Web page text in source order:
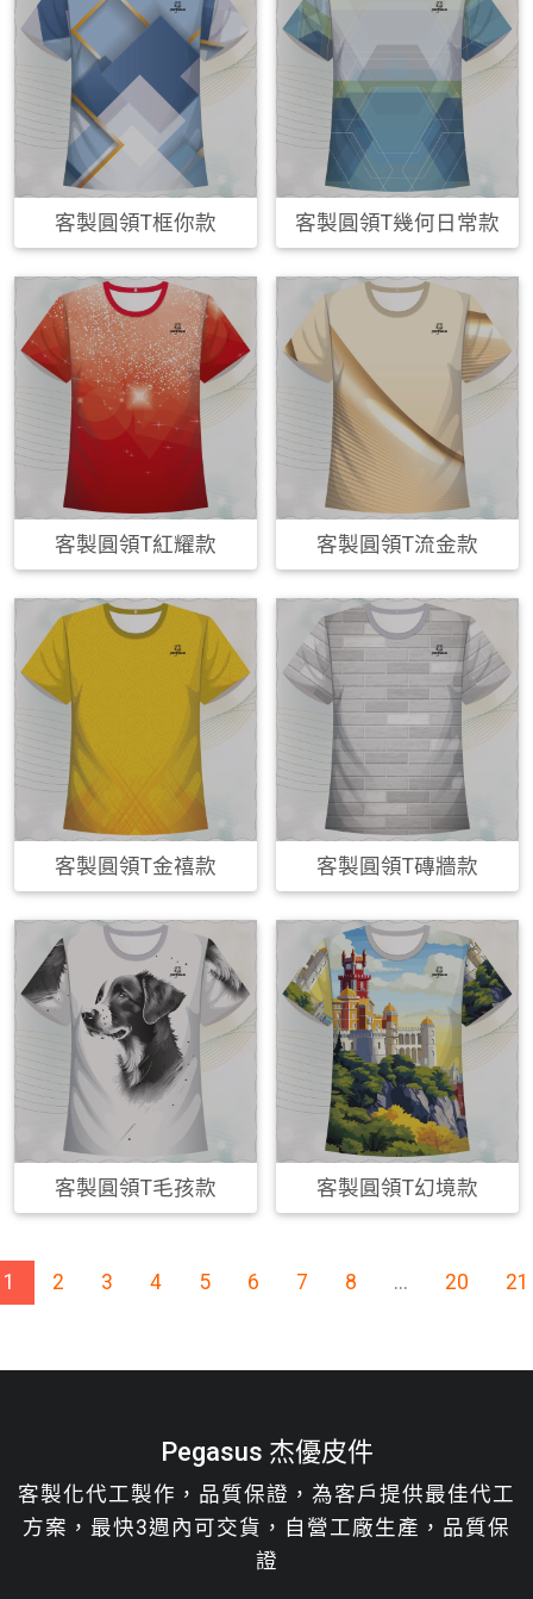
客製圓領T框你款 客製圓領T幾何日常款
客製圓領T紅耀款 客製圓領T流金款
客製圓領T金禧款 客製圓領T磚牆款
客製圓領T毛孩款 客製圓領T幻境款
1 2 3 4 5 6 7 8 ... 20 21
Pegasus 杰優皮件
客製化代工製作，品質保證，為客戶提供最佳代工
方案，最快3週內可交貨，自營工廠生產，品質保
證